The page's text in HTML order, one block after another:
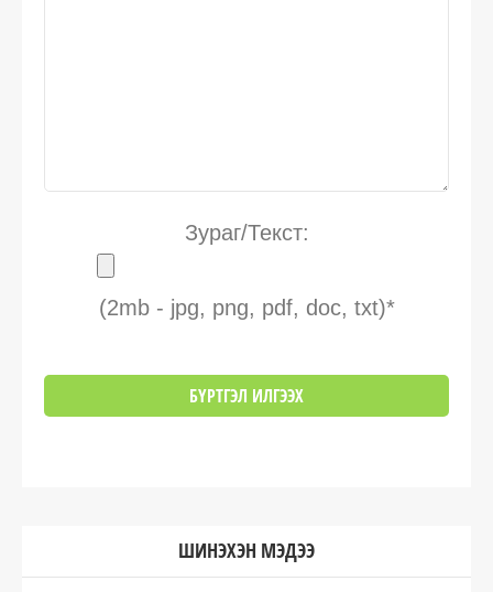
Зураг/Текст:
(2mb - jpg, png, pdf, doc, txt)*
ШИНЭХЭН МЭДЭЭ